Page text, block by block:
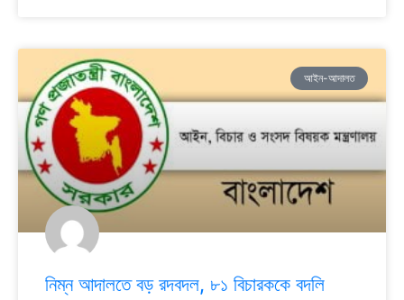
আইন-আদালত
নিম্ন আদালতে বড় রদবদল, ৮১ বিচারককে বদলি